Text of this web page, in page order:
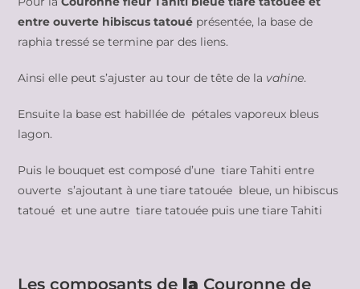
entre ouverte hibiscus tatoué présentée, la base de
raphia tressé se termine par des liens.
Ainsi elle peut s’ajuster au tour de tête de la vahine.
Ensuite la base est habillée de pétales vaporeux bleus
lagon.
Puis le bouquet est composé d’une tiare Tahiti entre
ouverte s’ajoutant à une tiare tatouée bleue, un hibiscus
tatoué et une autre tiare tatouée puis une tiare Tahiti
Les composants de la Couronne de